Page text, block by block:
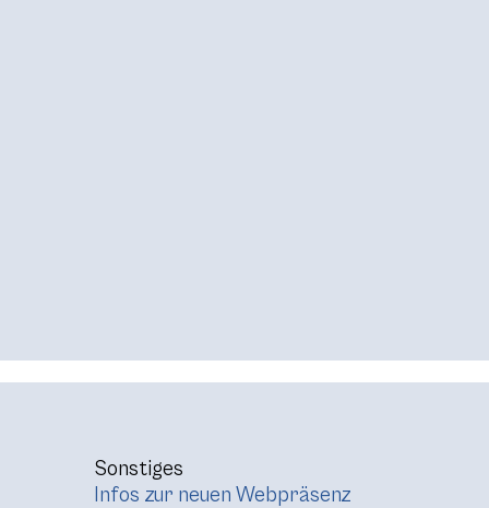
Sonstiges
Infos zur neuen Webpräsenz